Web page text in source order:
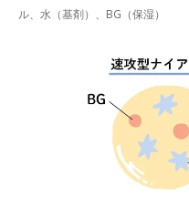
ル、水（基剤）、BG（保湿）